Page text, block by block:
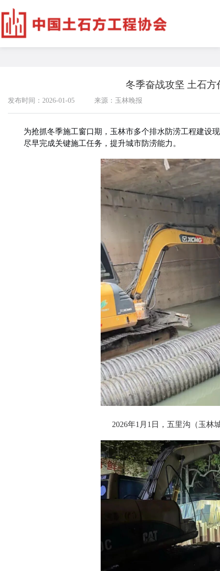
冬季奋战攻坚 土石
发布时间：2026-01-05 来源：玉林晚报
为抢抓冬季施工窗口期，玉林市多个排水防涝工程建设
尽早完成关键施工任务，提升城市防涝能力。
2026年1月1日，五里沟（玉林